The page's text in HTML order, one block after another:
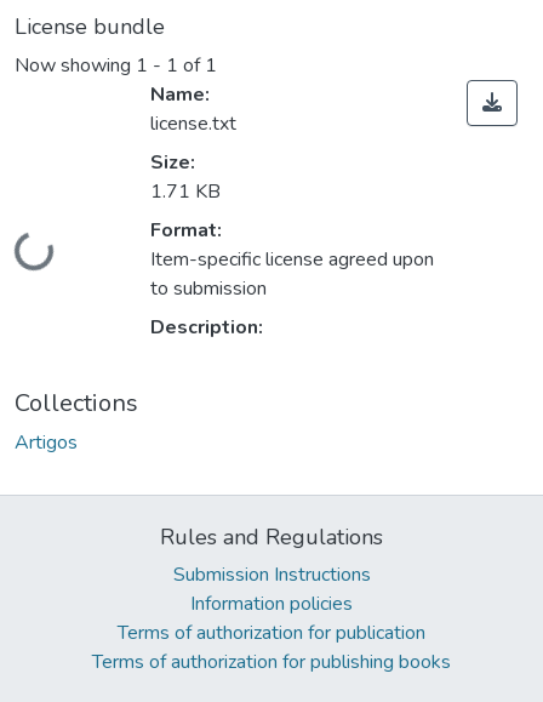
License bundle
Now showing 1 - 1 of 1
Loading...
Name:
license.txt
Size:
1.71 KB
Format:
Item-specific license agreed upon
to submission
Description:
Collections
Artigos
Rules and Regulations
Submission Instructions
Information policies
Terms of authorization for publication
Terms of authorization for publishing books